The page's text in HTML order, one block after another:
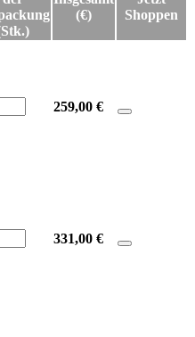
(€)
Shoppen
259,00 €
331,00 €